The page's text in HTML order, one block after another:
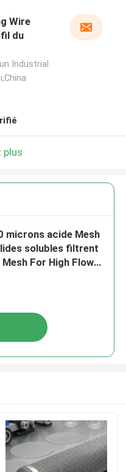
Wire
du
Industrial
plus
microns acide Mesh
solubles filtrent
For High Flow